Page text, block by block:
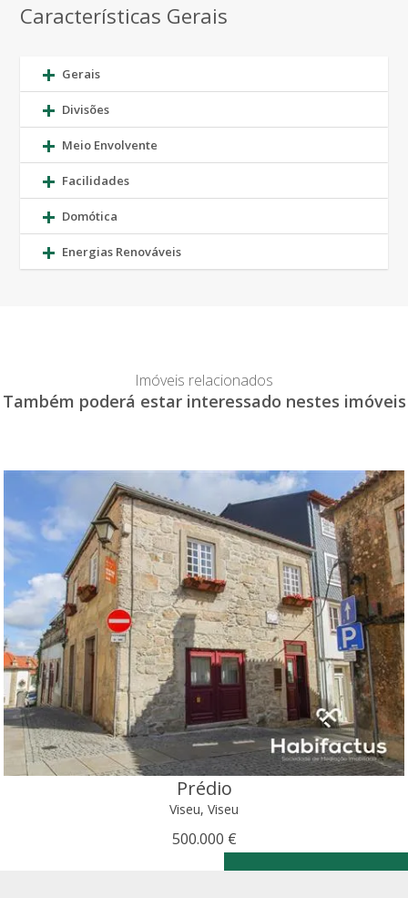
Características Gerais
Gerais
Divisões
Meio Envolvente
Facilidades
Domótica
Energias Renováveis
Imóveis relacionados
Também poderá estar interessado nestes imóveis
Prédio
Viseu, Viseu
500.000 €